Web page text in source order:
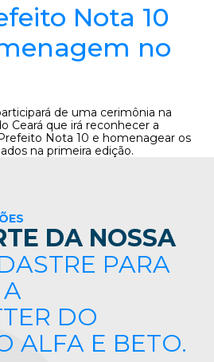
Nota 10
no
de uma cerimônia na
Ceará que irá reconhecer a
Nota 10 e homenagear os
na primeira edição.
DA NOSSA
PARA
A
DO
ALFA E BETO.